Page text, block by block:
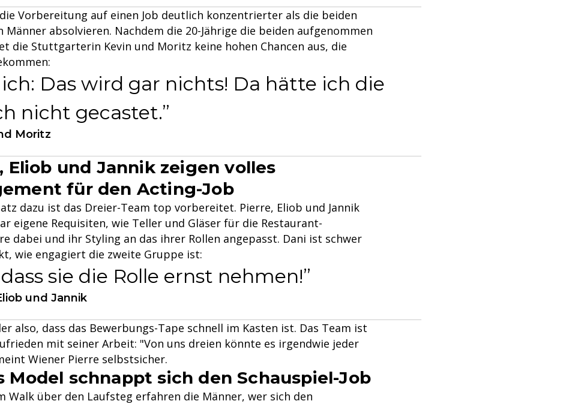
Vorbereitung auf einen Job deutlich konzentrierter als die beiden
Männer absolvieren. Nachdem die 20-Jährige die beiden aufgenommen
die Stuttgarterin Kevin und Moritz keine hohen Chancen aus, die
Das wird gar nichts! Da hätte ich die
nicht gecastet.
Moritz
Eliob und Jannik zeigen volles
für den Acting-Job
dazu ist das Dreier-Team top vorbereitet. Pierre, Eliob und Jannik
eigene Requisiten, wie Teller und Gläser für die Restaurant-
dabei und ihr Styling an das ihrer Rollen angepasst. Dani ist schwer
wie engagiert die zweite Gruppe ist:
sie die Rolle ernst nehmen!
und Jannik
also, dass das Bewerbungs-Tape schnell im Kasten ist. Das Team ist
mit seiner Arbeit: "Von uns dreien könnte es irgendwie jeder
Wiener Pierre selbstsicher.
Model schnappt sich den Schauspiel-Job
Walk über den Laufsteg erfahren die Männer, wer sich den